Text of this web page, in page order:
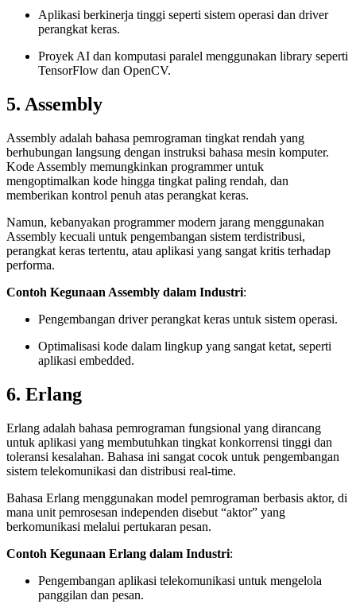
Aplikasi berkinerja tinggi seperti sistem operasi dan driver
perangkat keras.
Proyek AI dan komputasi paralel menggunakan library seperti
TensorFlow dan OpenCV.
5. Assembly
Assembly adalah bahasa pemrograman tingkat rendah yang
berhubungan langsung dengan instruksi bahasa mesin komputer.
Kode Assembly memungkinkan programmer untuk
mengoptimalkan kode hingga tingkat paling rendah, dan
memberikan kontrol penuh atas perangkat keras.
Namun, kebanyakan programmer modern jarang menggunakan
Assembly kecuali untuk pengembangan sistem terdistribusi,
perangkat keras tertentu, atau aplikasi yang sangat kritis terhadap
performa.
Contoh Kegunaan Assembly dalam Industri:
Pengembangan driver perangkat keras untuk sistem operasi.
Optimalisasi kode dalam lingkup yang sangat ketat, seperti
aplikasi embedded.
6. Erlang
Erlang adalah bahasa pemrograman fungsional yang dirancang
untuk aplikasi yang membutuhkan tingkat konkorrensi tinggi dan
toleransi kesalahan. Bahasa ini sangat cocok untuk pengembangan
sistem telekomunikasi dan distribusi real-time.
Bahasa Erlang menggunakan model pemrograman berbasis aktor, di
mana unit pemrosesan independen disebut “aktor” yang
berkomunikasi melalui pertukaran pesan.
Contoh Kegunaan Erlang dalam Industri:
Pengembangan aplikasi telekomunikasi untuk mengelola
panggilan dan pesan.